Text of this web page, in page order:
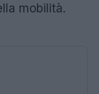
mobilità.